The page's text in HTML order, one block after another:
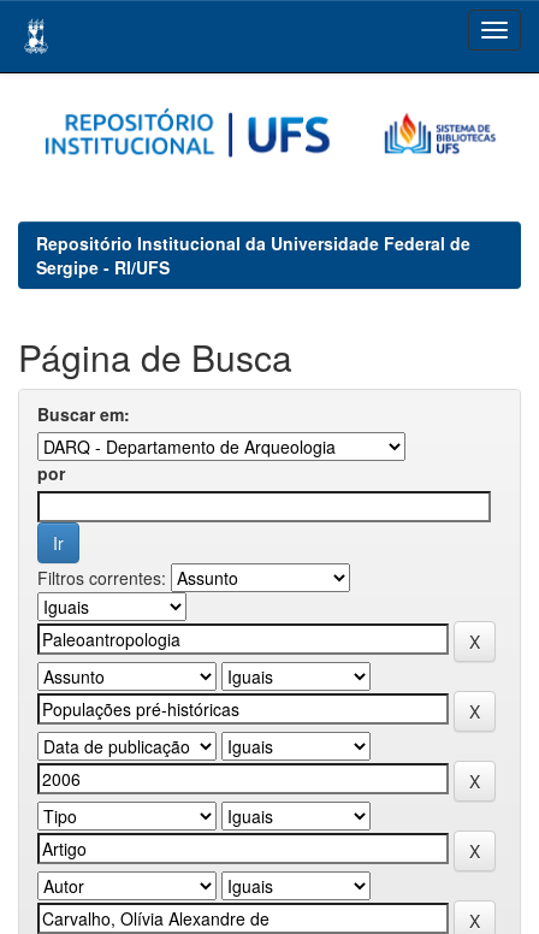
navigation
Repositório Institucional da Universidade Federal de
Sergipe - RI/UFS
Página de Busca
Buscar em:
por
Filtros correntes: